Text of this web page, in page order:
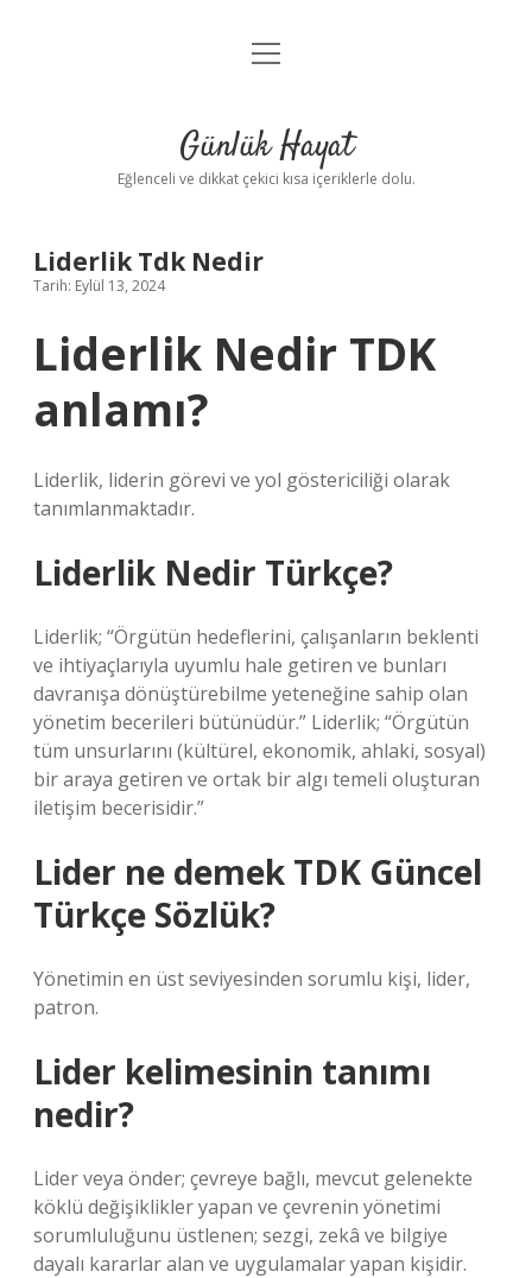
Anasayfa
Yasal Uyarı
menüyü
Günlük Hayat
Eğlenceli ve dikkat çekici kısa içeriklerle dolu.
Liderlik Tdk Nedir
Tarih: Eylül 13, 2024
Liderlik Nedir TDK
anlamı?
Liderlik, liderin görevi ve yol göstericiliği olarak
tanımlanmaktadır.
Liderlik Nedir Türkçe?
Liderlik; “Örgütün hedeflerini, çalışanların beklenti
ve ihtiyaçlarıyla uyumlu hale getiren ve bunları
davranışa dönüştürebilme yeteneğine sahip olan
yönetim becerileri bütünüdür.” Liderlik; “Örgütün
tüm unsurlarını (kültürel, ekonomik, ahlaki, sosyal)
bir araya getiren ve ortak bir algı temeli oluşturan
iletişim becerisidir.”
Lider ne demek TDK Güncel
Türkçe Sözlük?
Yönetimin en üst seviyesinden sorumlu kişi, lider,
patron.
Lider kelimesinin tanımı
nedir?
Lider veya önder; çevreye bağlı, mevcut gelenekte
köklü değişiklikler yapan ve çevrenin yönetimi
sorumluluğunu üstlenen; sezgi, zekâ ve bilgiye
dayalı kararlar alan ve uygulamalar yapan kişidir.